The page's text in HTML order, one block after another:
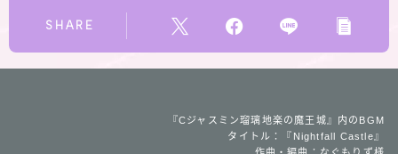
SHARE
『Cジャスミン瑠璃地楽の魔王城』内のBGM
タイトル：『Nightfall Castle』